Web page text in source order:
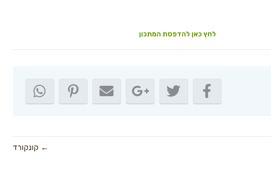
לחץ כאן להדפסת המתכון
← קונקורד